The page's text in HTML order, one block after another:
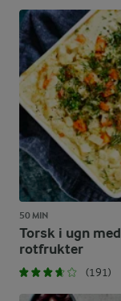
50 MIN
Torsk i ugn med
rotfrukter
(191)